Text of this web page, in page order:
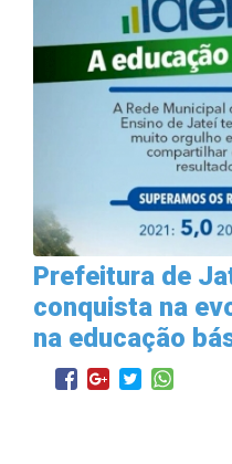
Prefeitura de
conquista na
na educação